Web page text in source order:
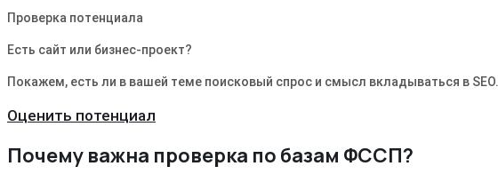
Проверка потенциала
Есть сайт или бизнес-проект?
Покажем, есть ли в вашей теме поисковый спрос и смысл вкладываться в SEO.
Оценить потенциал
Почему важна проверка по базам ФССП?